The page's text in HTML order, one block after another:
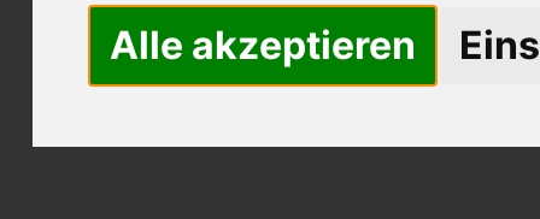
Alle akzeptieren